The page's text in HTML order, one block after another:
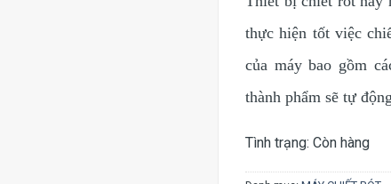
thực hiện tốt việc
của máy bao gồm
thành phẩm sẽ tự
Tình trạng: Còn hàng